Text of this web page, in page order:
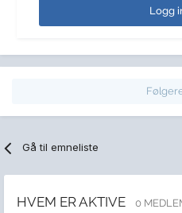
Logg
Gå til emneliste
HVEM ER AKTIVE 0